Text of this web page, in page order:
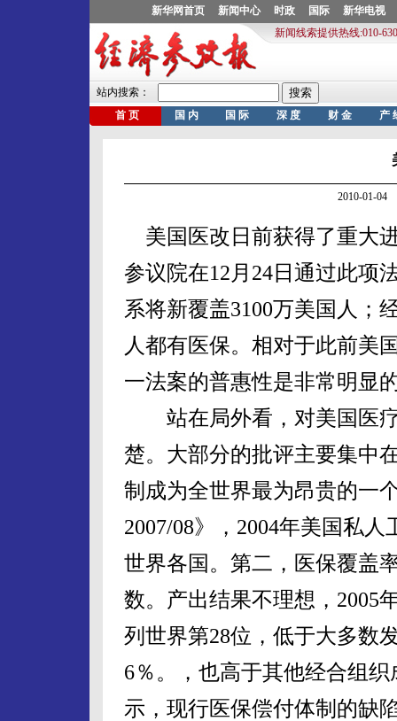
2010-01-04
美国医改日前获得了重大
参议院在12月24日通过此项
系将新覆盖3100万美国人；
人都有医保。相对于此前美
一法案的普惠性是非常明显
站在局外看，对美国医疗
楚。大部分的批评主要集中
制成为全世界最为昂贵的一
2007/08》，2004年美国私
世界各国。第二，医保覆盖
数。产出结果不理想，2005
列世界第28位，低于大多数
6％。，也高于其他经合组
示，现行医保偿付体制的缺